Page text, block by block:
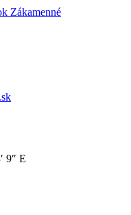
Zákamenné
9″ E